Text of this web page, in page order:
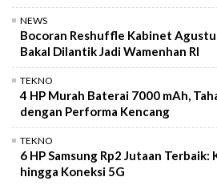
NEWS
Bocoran Reshuffle Kabinet
Bakal Dilantik Jadi Wamenhan RI
TEKNO
4 HP Murah Baterai 7000 mAh,
dengan Performa Kencang
TEKNO
6 HP Samsung Rp2 Jutaan Terbaik:
hingga Koneksi 5G